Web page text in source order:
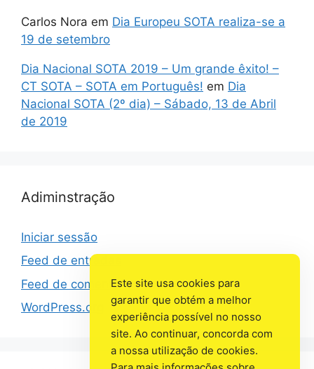
Carlos Nora em Dia Europeu SOTA realiza-se a
19 de setembro
Dia Nacional SOTA 2019 – Um grande êxito! –
CT SOTA – SOTA em Português! em Dia
Nacional SOTA (2º dia) – Sábado, 13 de Abril
de 2019
Adiminstração
Iniciar sessão
Feed de entradas
Feed de comentários
WordPress.org
Este site usa cookies para
garantir que obtém a melhor
experiência possível no nosso
site. Ao continuar, concorda com
a nossa utilização de cookies.